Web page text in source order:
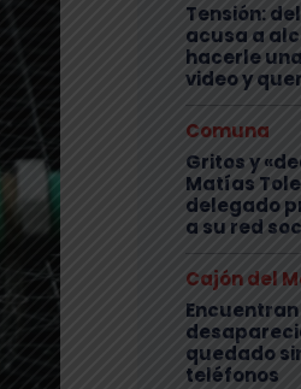
Tensión:
acusa a
hacerle
video y
Comuna
Gritos y
Matías
delegado
a su red
Cajón del
quedado
teléfonos